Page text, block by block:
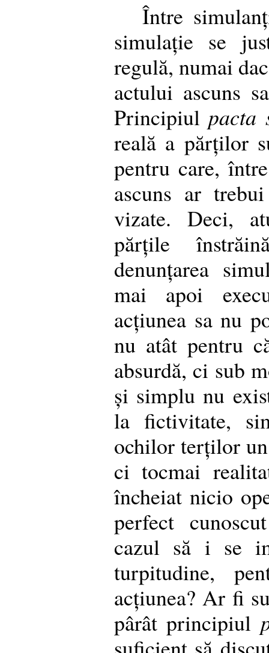
Între
simulație se
regulă, numai
actului ascuns
Principiul pacta
reală a părților
pentru care,
ascuns ar
vizate. Deci,
părțile
denunțarea
mai apoi
acțiunea sa nu
nu atât pentru
absurdă, ci sub
și simplu nu
la fictivitate,
ochilor terților
ci tocmai
încheiat nicio
perfect
cazul să i se
turpitudine,
acțiunea? Ar fi
pârât principiul